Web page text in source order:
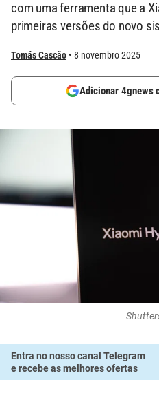
com uma ferramenta que a
primeiras versões do novo
Tomás Cascão 8 novembro 2025
Adicionar 4gnews
Entra no nosso canal Telegram
e recebe as melhores ofertas